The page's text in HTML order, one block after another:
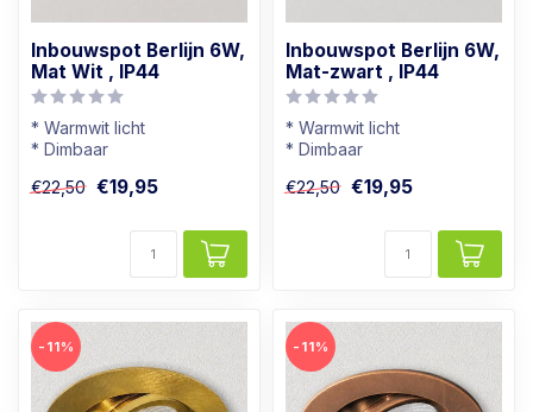
Inbouwspot Berlijn 6W,
Mat Wit , IP44
* Warmwit licht
* Dimbaar
* In mat-witte kleur
€22,50 €19,95
Inbouwspot Berlijn 6W,
Mat-zwart , IP44
* Warmwit licht
* Dimbaar
* In mat-zwarte kleur
€22,50 €19,95
-11% -11%